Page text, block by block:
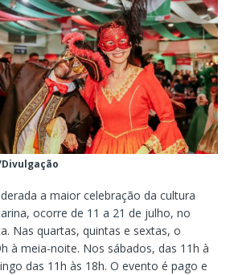
a maior celebração da cultura
ocorre de 11 a 21 de julho, no
Nas quartas, quintas e sextas, o
à meia-noite. Nos sábados, das 11h à
das 11h às 18h. O evento é pago e